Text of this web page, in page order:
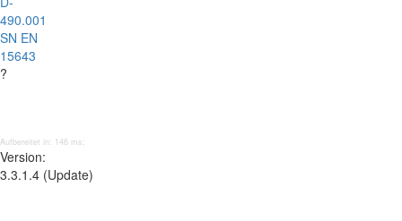
490.001
SN EN
15643
?
Aufbereitet in: 146 ms;
Version:
3.3.1.4 (Update)